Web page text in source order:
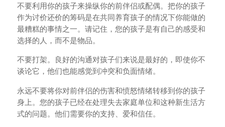
不要利用你的孩子来操纵你的前伴侣或配偶。把你的孩子
作为讨价还价的筹码是在共同养育孩子的情况下你能做的
最糟糕的事情之一。请记住，您的孩子是有自己的感受和
选择的人，而不是物品。
不要打架。良好的沟通对孩子们来说是最好的，即使你不
谈论它，他们也能感觉到冲突和负面情绪。
永远不要将你对前伴侣的伤害和愤怒情绪转移到你的孩子
身上。您的孩子已经在处理失去家庭单位和这种新生活方
式的问题。他们需要你的支持、爱和信任。